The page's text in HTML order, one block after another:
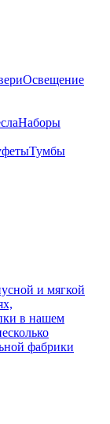
Освещение
Наборы
Тумбы